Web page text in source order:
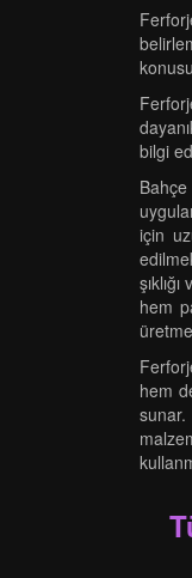
bilgi
için
hem
hem
sunar.